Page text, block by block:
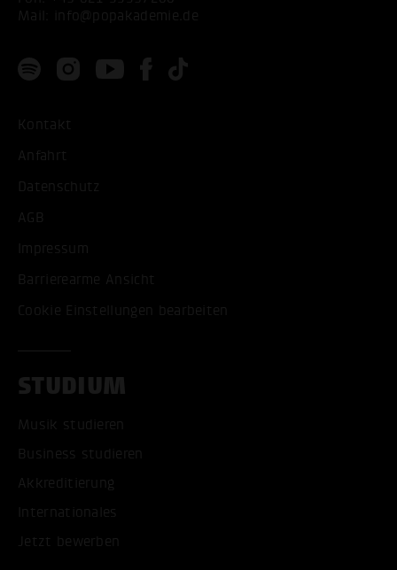
Mail:
info@popakademie.de
Kontakt
Anfahrt
Datenschutz
AGB
Impressum
Barrierearme Ansicht
Cookie Einstellungen bearbeiten
STUDIUM
Musik studieren
Business studieren
Akkreditierung
Internationales
Jetzt bewerben